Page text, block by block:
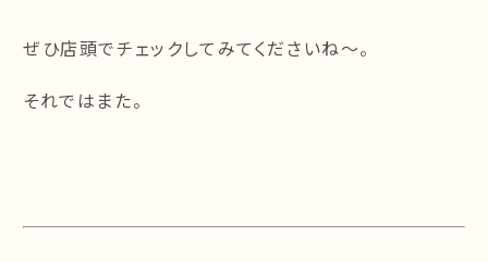
ぜひ店頭でチェックしてみてくださいね～。
それではまた。